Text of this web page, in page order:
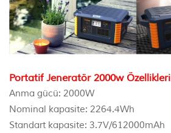
Portatif Jeneratör 2000w Özellikleri
Anma gücü: 2000W
Nominal kapasite: 2264.4Wh
Standart kapasite: 3.7V/612000mAh